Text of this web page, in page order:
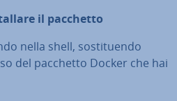
il pacchetto
nella shell, so­sti­tuen­do
del pacchetto Docker che hai